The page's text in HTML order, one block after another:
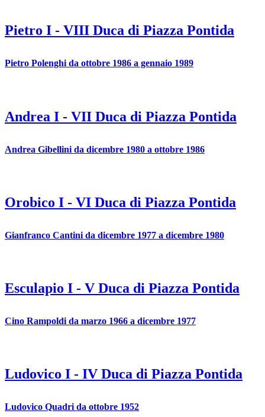
Pietro I - VIII Duca di Piazza Pontida
Pietro Polenghi da ottobre 1986 a gennaio 1989
Andrea I - VII Duca di Piazza Pontida
Andrea Gibellini da dicembre 1980 a ottobre 1986
Orobico I - VI Duca di Piazza Pontida
Gianfranco Cantini da dicembre 1977 a dicembre 1980
Esculapio I - V Duca di Piazza Pontida
Cino Rampoldi da marzo 1966 a dicembre 1977
Ludovico I - IV Duca di Piazza Pontida
Ludovico Quadri da ottobre 1952